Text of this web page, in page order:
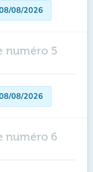
08/2026
numéro 5
08/2026
numéro 6